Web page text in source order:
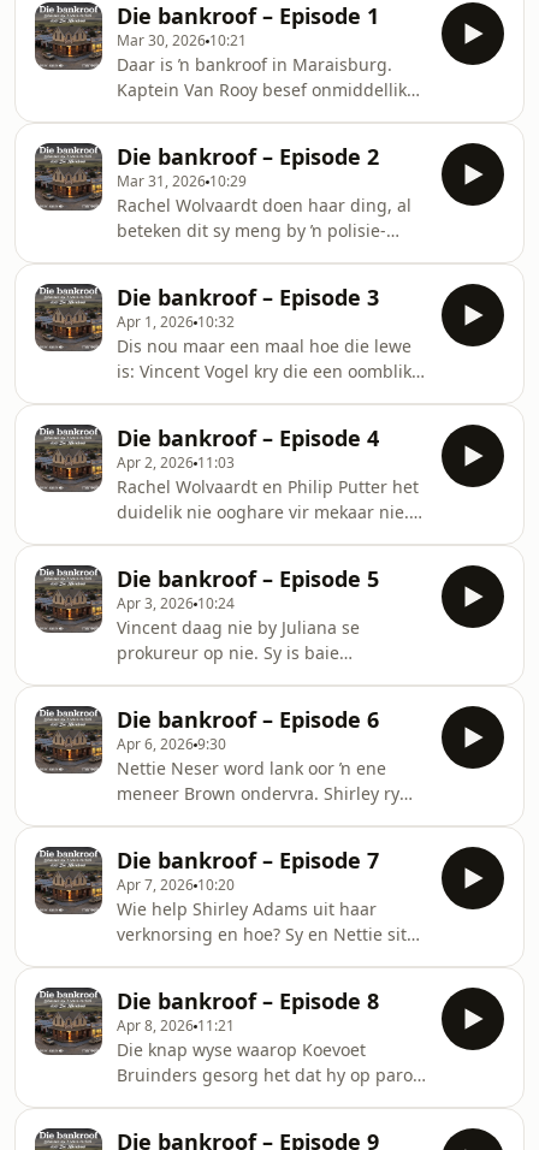
Die bankroof – Episode 1
Mar 30, 2026 10:21
Daar is ŉ bankroof in Maraisburg.
Kaptein Van Rooy besef onmiddellik
Bank in 1977 in Krugersdorp. Hy
besef die media gaan op die dorp
toesak. Waarop hy nie voorbereid was
nie, is dat die top- ondersoekende
joernalis wat daar opdaag, sy
voormalige vrou, Rachel Wolvaardt, is.
Die bankroof – Episode 2
Mar 31, 2026 10:29
Rachel Wolvaardt doen haar ding, al
beteken dit sy meng by ŉ polisie-
wil glo sy was by die bankroof
betrokke, hoe meer dui inligting op
die teendeel.
Die bankroof – Episode 3
Apr 1, 2026 10:32
Dis nou maar een maal hoe die lewe
is: Vincent Vogel kry die een oomblik
nuus wat hom byna ŉ hartaanval gee.
Die bankroof – Episode 4
Apr 2, 2026 11:03
Rachel Wolvaardt en Philip Putter het
duidelik nie ooghare vir mekaar nie.
te laat herleef. Wat doen hy? Wie loop
op sy spoor?
Die bankroof – Episode 5
Apr 3, 2026 10:24
Vincent daag nie by Juliana se
prokureur op nie. Sy is baie
Iemand nooi vir Vincent speelpark toe
met ŉ doel.
Die bankroof – Episode 6
Apr 6, 20269:30
Nettie Neser word lank oor ŉ ene
meneer Brown ondervra. Shirley ry
lelike nadraai.
Die bankroof – Episode 7
Apr 7, 2026 10:20
Wie help Shirley Adams uit haar
verknorsing en hoe? Sy en Nettie sit
aan die lig.
Die bankroof – Episode 8
Apr 8, 2026 11:21
Die knap wyse waarop Koevoet
Bruinders gesorg het dat hy op parool
Die bankroof – Episode 9